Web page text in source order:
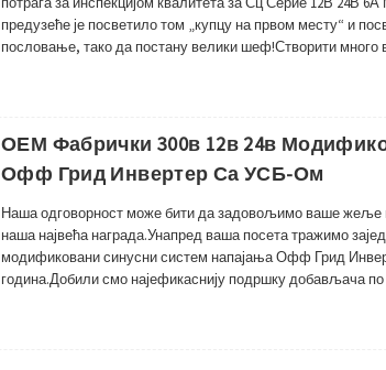
предузеће је посветило том „купцу на првом месту“ и
пословање, тако да постану велики шеф!Створити
компаније;Раст купаца је наша радна потрага за 12в
ОЕМ Фабрички 300в 12в 24в
Офф Грид Инвертер Са УСБ-Ом
Наша одговорност може бити да задовољимо ваше
наша највећа награда.Унапред ваша посета тражимо
модификовани синусни систем напајања Офф Грид
година.Добили смо најефикаснију подршку добављача
добављаче лошег квалитета.Сада је неколико ОЕМ